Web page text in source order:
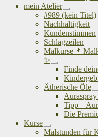
mein Atelier
Untermenü
öffnen
#989 (kein Titel)
Nachhaltigkeit
Kundenstimmen
Schlagzeilen
Malkurse📌
✨
Untermenü
öffnen
Finde
Ätherische Öle
Tipp –
Die
Kurse
Untermenü
Malstunden für